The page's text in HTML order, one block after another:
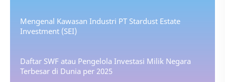
Mengenal Kawasan Industri PT Stardust Estate
Investment (SEI)
Daftar SWF atau Pengelola Investasi Milik Negara
Terbesar di Dunia per 2025